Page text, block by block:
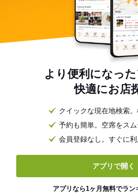
より便利になっ
快適にお店
クイックな現在地検索
予約も簡単。空席をス
会員登録なし。すぐに
アプリで開く
アプリなら1ヶ月無料でラン